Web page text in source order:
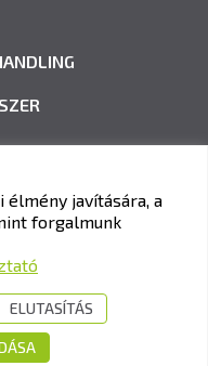
ÉS VIZSGAKÖZPONT
10.
élmény javítására, a
forgalmunk
ELUTASÍTÁS